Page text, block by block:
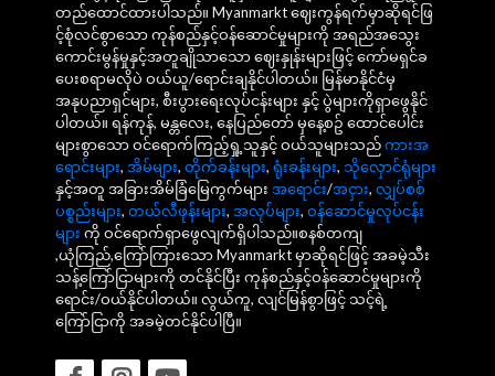
တည်ထောင်ထားပါသည်။ Myanmarkt ဈေးကွန်ရက်မှာဆိုရင်ဖြ
င့်စုံလင်စွာသော ကုန်စည်နှင့်ဝန်ဆောင်မှုများကို အရည်အသွေး
ကောင်းမွန်မှုနှင့်အတူချိုသာသော ဈေးနှုန်းများဖြင့် ကော်မရှင်ခ
ပေးစရာမလိုပဲ ဝယ်ယူ/ရောင်းချနိုင်ပါတယ်။ မြန်မာနိုင်ငံမှ
အနုပညာရှင်များ, စီးပွားရေးလုပ်ငန်းများ နှင့် ပွဲများကိုရှာဖွေနိုင်
ပါတယ်။ ရန်ကုန်, မန္တလေး, နေပြည်တော် မှနေ့စဥ် ထောင်ပေါင်း
များစွာသော ဝင်ရောက်ကြည့်ရှု့သူနှင့် ဝယ်သူများသည်ကားအ
ရောင်းများ, အိမ်များ, တိုက်ခန်းများ, ရုံးခန်းများ, သိုလှောင်ရုံများ
နှင့်အတူ အခြားအိမ်ခြံမြေကွက်များ အရောင်း/အငှား, လျှပ်စစ်
ပစ္စည်းများ, တယ်လီဖုန်းများ, အလုပ်များ, ဝန်ဆောင်မှုလုပ်ငန်း
များ ကို ဝင်ရောက်ရှာဖွေလျက်ရှိပါသည်။စနစ်တကျ
,ယုံကြည်,ကြော်ကြားသော Myanmarkt မှာဆိုရင်ဖြင့် အခမဲ့သီး
သန့်ကြော်ငြာများကို တင်နိုင်ပြီး ကုန်စည်နှင့်ဝန်ဆောင်မှုများကို
ရောင်း/ဝယ်နိုင်ပါတယ်။ လွယ်ကူ, လျင်မြန်စွာဖြင့် သင့်ရဲ့
ကြော်ငြာကို အခမဲ့တင်နိုင်ပါပြီ။